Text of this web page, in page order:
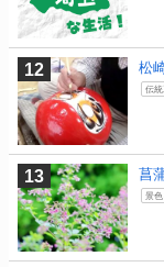
松
伝統
菖
景色